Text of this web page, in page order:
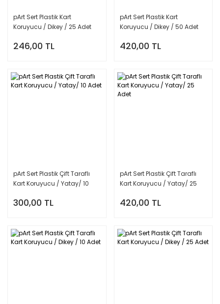
pArt Sert Plastik Kart
Koruyucu / Dikey / 25 Adet
246,00 TL
pArt Sert Plastik Kart
Koruyucu / Dikey / 50 Adet
420,00 TL
pArt Sert Plastik Çift Taraflı
Kart Koruyucu / Yatay/ 10
300,00 TL
pArt Sert Plastik Çift Taraflı
Kart Koruyucu / Yatay/ 25
420,00 TL